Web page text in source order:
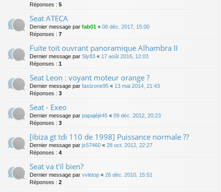
Réponses : 5
Seat ATECA
Dernier message par fab01 « 06 déc. 2017, 15:00
Réponses : 7
Fuite toit ouvrant panoramique Alhambra II
Dernier message par Sly83 « 17 août 2016, 12:03
Réponses : 1
Seat Leon : voyant moteur orange ?
Dernier message par fastzone95 « 13 mai 2014, 21:43
Réponses : 3
Seat - Exeo
Dernier message par papajéjé45 « 09 déc. 2012, 20:23
Réponses : 3
[ibiza gt tdi 110 de 1998] Puissance normale ??
Dernier message par js57460 « 28 oct. 2012, 22:27
Réponses : 4
Seat va t'il bien?
Dernier message par vvletop « 26 déc. 2010, 15:51
Réponses : 2